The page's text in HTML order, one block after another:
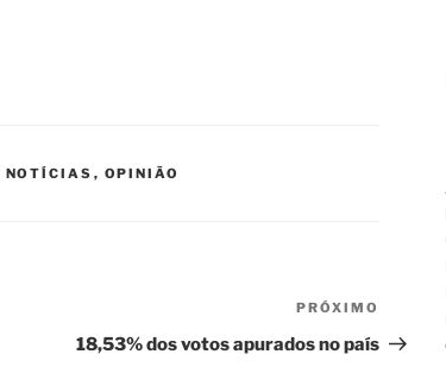
NOTÍCIAS , OPINIÃO
post
PRÓXIMO
18,53% dos votos apurados no país